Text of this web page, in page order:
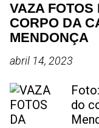
VAZA FOTOS
CORPO DA
MENDONÇA
abril 14, 2023
do